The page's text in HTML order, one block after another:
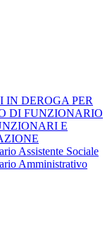
IN DEROGA PER
DI FUNZIONARIO
E
Assistente Sociale
Amministrativo